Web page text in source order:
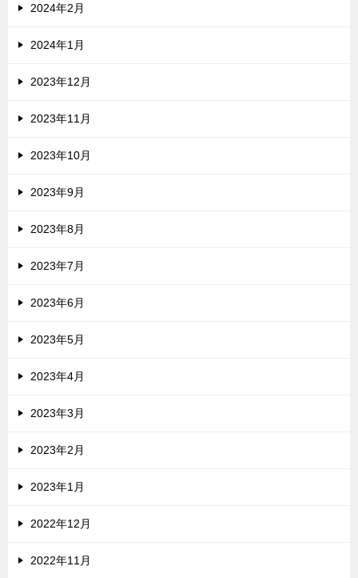
2024年2月
2024年1月
2023年12月
2023年11月
2023年10月
2023年9月
2023年8月
2023年7月
2023年6月
2023年5月
2023年4月
2023年3月
2023年2月
2023年1月
2022年12月
2022年11月